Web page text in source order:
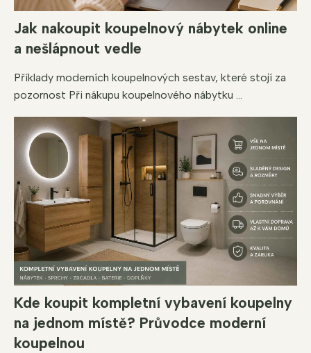
Jak nakoupit koupelnový nábytek online
a nešlápnout vedle
Příklady moderních koupelnových sestav, které stojí za
pozornost Při nákupu koupelnového nábytku ...
Kde koupit kompletní vybavení koupelny
na jednom místě? Průvodce moderní
koupelnou